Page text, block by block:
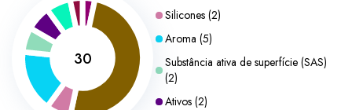
30
Silicones (2)
Aroma (5)
Substância ativa de superfície (SAS)
(2)
Ativos (2)